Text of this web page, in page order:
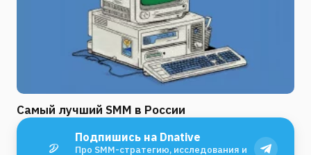
Самый лучший SMM в России
Подпишись на Dnative
Про SMM-стратегию, исследования и